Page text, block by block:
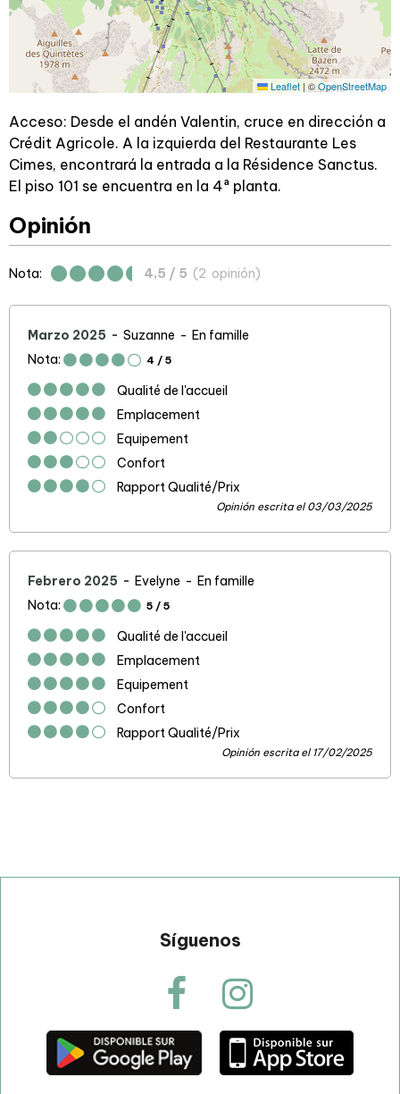
Leaflet | ©OpenStreetMap
Acceso: Desde el andén Valentin, cruce en dirección a
Crédit Agricole. A la izquierda del Restaurante Les
Cimes, encontrará la entrada a la Résidence Sanctus.
El piso 101 se encuentra en la 4ª planta.
Opinión
Nota: 4,5 / 5 (2 opinión)
Marzo 2025 Suzanne
En famille
Nota:
4 / 5
Qualité de l'accueil
Emplacement
Equipement
Confort
Rapport Qualité/Prix
Opinión escrita el 03/03/2025
Febrero 2025 Evelyne
En famille
Nota:
5 / 5
Qualité de l'accueil
Emplacement
Equipement
Confort
Rapport Qualité/Prix
Opinión escrita el 17/02/2025
Síguenos